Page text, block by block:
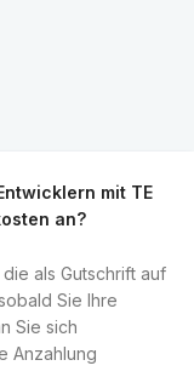
mit TE
an?
als Gutschrift auf
Sie Ihre
Sie sich
Anzahlung